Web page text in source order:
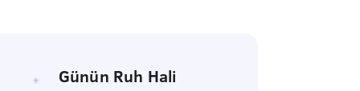
Günün Ruh Hali